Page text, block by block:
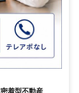
着型不動産